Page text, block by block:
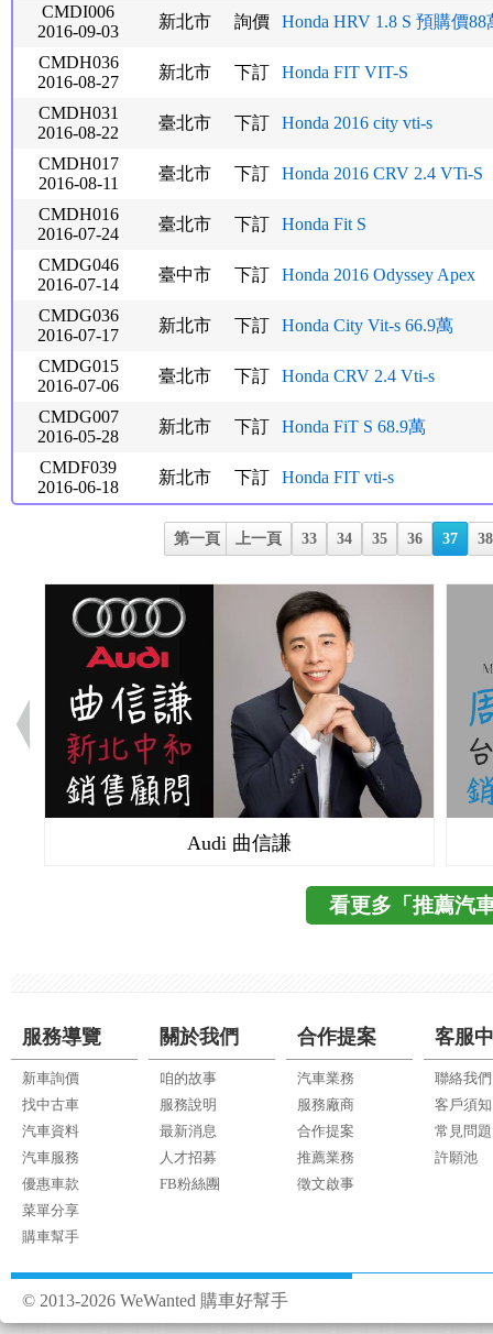
CMDI006
2016-09-03
新北市 詢價 Honda HRV 1.8 S 預購價88
CMDH036
2016-08-27
新北市 下訂 Honda FIT VIT-S
CMDH031
2016-08-22
臺北市 下訂 Honda 2016 city vti-s
CMDH017
2016-08-11
臺北市 下訂 Honda 2016 CRV 2.4 VTi-S
CMDH016
2016-07-24
臺北市 下訂 Honda Fit S
CMDG046
2016-07-14
臺中市 下訂 Honda 2016 Odyssey Apex
CMDG036
2016-07-17
新北市 下訂 Honda City Vit-s 66.9萬
CMDG015
2016-07-06
臺北市 下訂 Honda CRV 2.4 Vti-s
CMDG007
2016-05-28
新北市 下訂 Honda FiT S 68.9萬
CMDF039
2016-06-18
新北市 下訂 Honda FIT vti-s
第一頁 上一頁 33 34 35 36 37 38
Audi 曲信謙
看更多「推薦汽
服務導覽
新車詢價
找中古車
汽車資料
汽車服務
優惠車款
菜單分享
購車幫手
關於我們
咱的故事
服務說明
最新消息
人才招募
FB粉絲團
合作提案
汽車業務
服務廠商
合作提案
推薦業務
徵文啟事
客服
聯絡我們
客戶須知
常見問題
許願池
© 2013-2026 WeWanted 購車好幫手